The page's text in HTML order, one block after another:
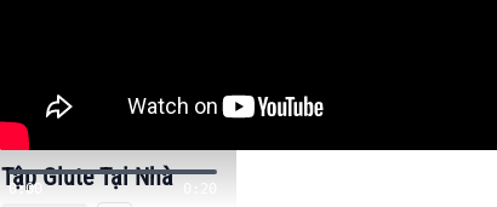
0:00
Tập Glute Tại Nhà